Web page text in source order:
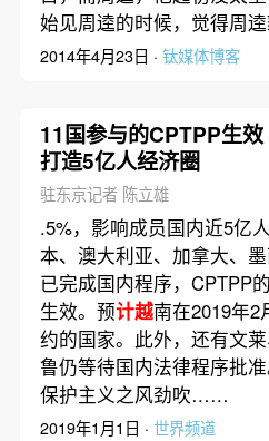
始见周逵的时候，觉得周
2014年4月23日 · 钛媒体博客
11国参与的CPTPP生效
打造5亿人经济圈
驻东京记者 陈立雄
.5%，影响成员国内近5亿
本、澳大利亚、加拿大、
已完成国内程序，CPTPP
生效。预计越南在2019年2
约的国家。此外，还有文
鲁仍等待国内法律程序批
保护主义之风劲吹……
2019年1月1日 · 世界频道